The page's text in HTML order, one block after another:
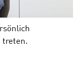
treten.